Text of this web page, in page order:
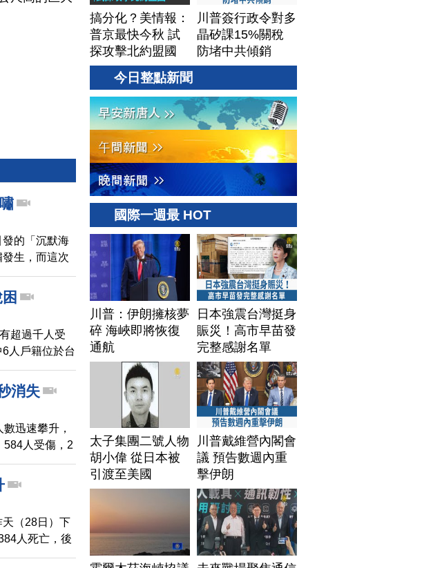
的「沉默海
生，而這次
隔天的南亞大
生原因，專
體崩塌，加
引發，當時
印尼、斯里蘭
超過千人受
人戶籍位於台
尼辦事處人
消失
迅速攀升，
584人受傷，2
嘯是喀拉喀托
引起。
（28日）下
人死亡，後
，則是在今
搞分化？美情報：
普京最快今秋 試
探攻擊北約盟國
川普簽行政令對多
晶矽課15%關稅
防堵中共傾銷
今日整點新聞
國際一週最 HOT
川普：伊朗擁核夢
碎 海峽即將恢復
通航
日本強震台灣挺身
賑災！高市早苗發
完整感謝名單
太子集團二號人物
胡小偉 從日本被
引渡至美國
川普戴維營內閣會
議 預告數週內重
擊伊朗